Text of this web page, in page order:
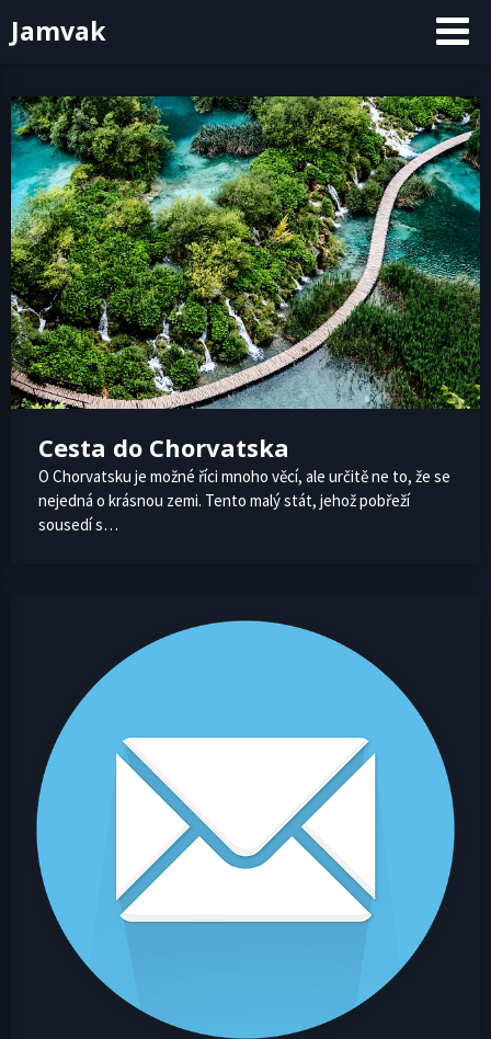
toJamvak
Cesta do Chorvatska
O Chorvatsku je možné říci mnoho věcí, ale určitě ne to, že se
nejedná o krásnou zemi. Tento malý stát, jehož pobřeží
sousedí s…